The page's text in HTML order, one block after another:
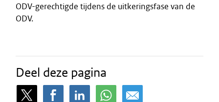
ODV-gerechtigde tijdens de uitkeringsfase van de
ODV.
Deel deze pagina